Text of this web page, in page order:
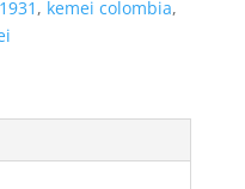
, kemei colombia,